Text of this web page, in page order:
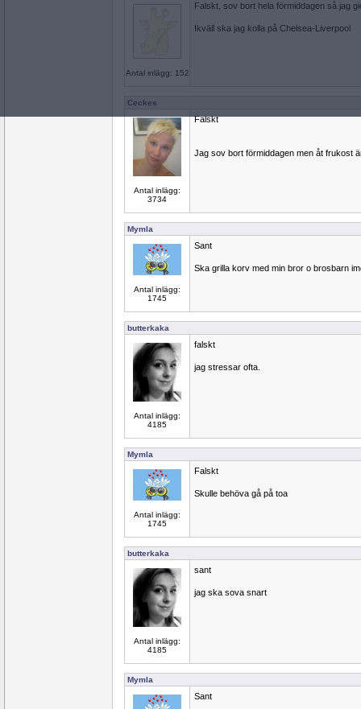
Antal inlägg: 152
Falskt, sov bort hela förmiddagen så jag
Ikväll ska jag kolla på Chelsea-Liverpool
Ceckes
Antal inlägg:
3734
Falskt
Jag sov bort förmiddagen men åt frukost
Mymla
Antal inlägg:
1745
Sant
Ska grilla korv med min bror o brosbarn
butterkaka
Antal inlägg:
4185
falskt
jag stressar ofta.
Mymla
Antal inlägg:
1745
Falskt
Skulle behöva gå på toa
butterkaka
Antal inlägg:
4185
sant
jag ska sova snart
Mymla
Sant